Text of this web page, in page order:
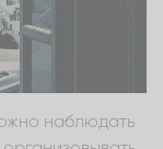
наблюдать